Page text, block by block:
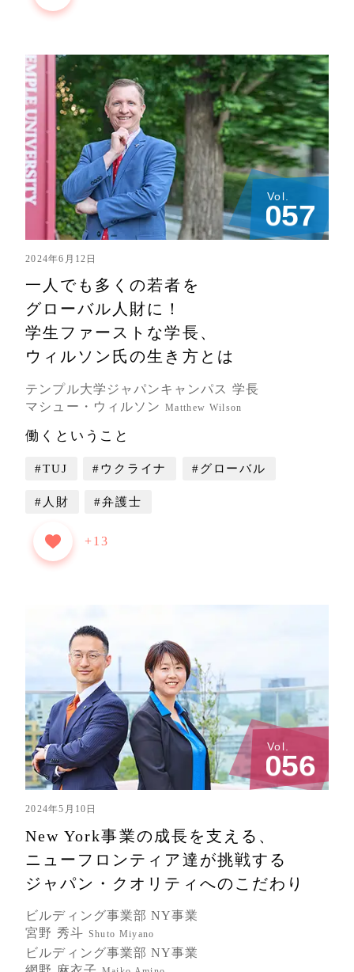
Vol.
057
2024年6月12日
一人でも多くの若者を
グローバル人財に！
学生ファーストな学長、
ウィルソン氏の生き方とは
テンプル大学ジャパンキャンパス 学長
マシュー・ウィルソン Matthew Wilson
働くということ
#TUJ #ウクライナ #グローバル
#人財 #弁護士
+13
Vol.
056
2024年5月10日
New York事業の成長を支える、
ニューフロンティア達が挑戦する
ジャパン・クオリティへのこだわり
ビルディング事業部 NY事業
宮野 秀斗 Shuto Miyano
ビルディング事業部 NY事業